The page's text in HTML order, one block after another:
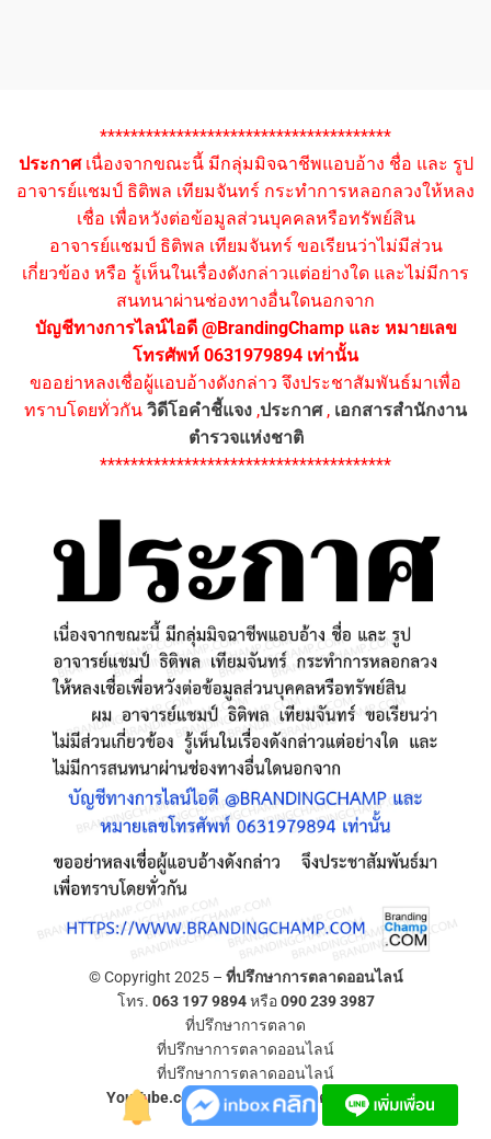
**************************************
ประกาศเนื่องจากขณะนี้ มีกลุ่มมิจฉาชีพแอบอ้าง ชื่อ และ รูป
อาจารย์แชมป์ ธิติพล เทียมจันทร์ กระทำการหลอกลวงให้หลง
เชื่อ เพื่อหวังต่อข้อมูลส่วนบุคคลหรือทรัพย์สิน
อาจารย์แชมป์ ธิติพล เทียมจันทร์ ขอเรียนว่าไม่มีส่วน
เกี่ยวข้อง หรือ รู้เห็นในเรื่องดังกล่าวแต่อย่างใด และไม่มีการ
สนทนาผ่านช่องทางอื่นใดนอกจาก
บัญชีทางการไลน์ไอดี @BrandingChamp และ หมายเลข
โทรศัพท์ 0631979894 เท่านั้น
ขออย่าหลงเชื่อผู้แอบอ้างดังกล่าว จึงประชาสัมพันธ์มาเพื่อ
ทราบโดยทั่วกัน วิดีโอคำชี้แจง ,ประกาศ, เอกสารสำนักงาน
ตำรวจแห่งชาติ
**************************************
© Copyright 2025 – ที่ปรึกษาการตลาดออนไลน์
โทร. 063 197 9894หรือ090 239 3987
ที่ปรึกษาการตลาด
ที่ปรึกษาการตลาดออนไลน์
ที่ปรึกษาการตลาดออนไลน์
YouTube.com/ที่ปรึกษาการตลาดออนไลน์